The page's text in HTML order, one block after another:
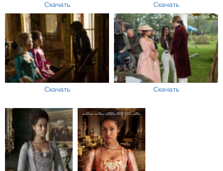
Скачать Скачать
Скачать Скачать